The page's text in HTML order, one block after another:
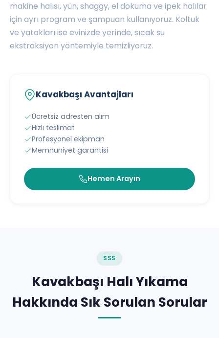
makine halısı, yün, shaggy, el dokuma ve ipek halılar
için ayrı program ve şampuan kullanıyoruz. Koltuk
ve yatakları ise evinizde yerinde, sıcak su
ekstraksiyon yöntemiyle temizliyoruz.
Kavakbaşı Avantajları
Ücretsiz adresten alım
Hızlı teslimat
Profesyonel ekipman
Memnuniyet garantisi
Hemen Arayın
SSS
Kavakbaşı Halı Yıkama
Hakkında Sık Sorulan Sorular